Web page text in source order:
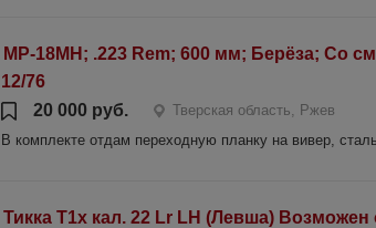
МР-18МН; .223 Rem; 600 мм; Берёза; Со
12/76
20 000 руб.
Тверская область, Ржев
В комплекте отдам переходную планку на вивер,
Тикка Т1х кал. 22 Lr LH (Левша) Возможен